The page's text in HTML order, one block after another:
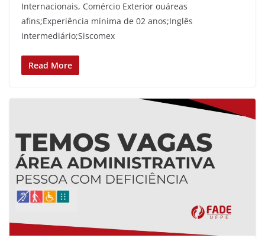
Internacionais, Comércio Exterior ouáreas
afins;Experiência mínima de 02 anos;Inglês
intermediário;Siscomex
Read More